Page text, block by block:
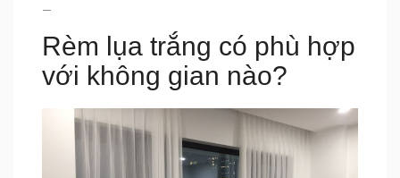
—
Rèm lụa trắng có phù hợp
với không gian nào?